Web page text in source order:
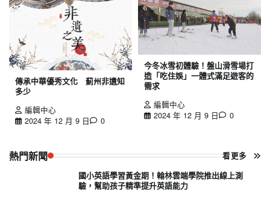
傳承中華優秀文化 薊州非遺知
多少
編輯中心
2024 年 12 月 9 日
0
今冬冰雪初體驗！盤山滑雪場打
造「吃住娛」一體式滿足遊客的
需求
編輯中心
2024 年 12 月 9 日
0
熱門新聞 看更多
國小英語學習黃金期！翰林雲端學院推出線上測
驗，幫助孩子精準提升英語能力